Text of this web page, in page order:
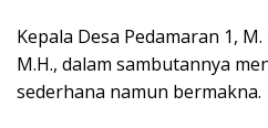
Kepala Desa Pedamaran 1,
M.H., dalam sambutannya
sederhana namun bermakna.